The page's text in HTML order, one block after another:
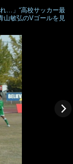
…」“高校サッカー最
山敏弘のVゴールを見